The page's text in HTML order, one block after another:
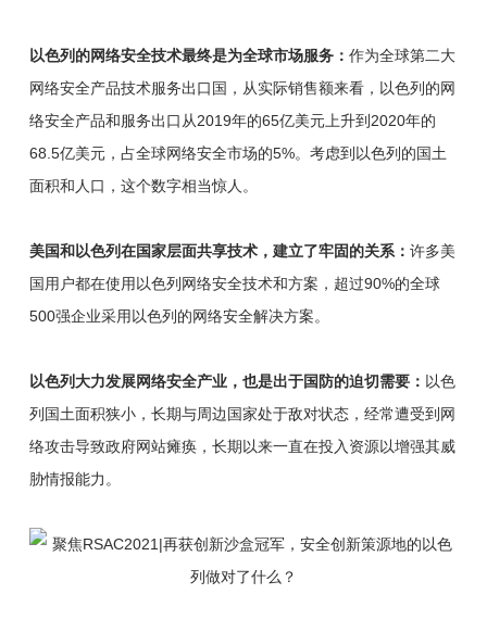
以色列的网络安全技术最终是为全球市场服务： 作为全球第二大
网络安全产品技术服务出口国，从实际销售额来看，以色列的网
络安全产品和服务出口从2019年的65亿美元上升到2020年的
68.5亿美元，占全球网络安全市场的5%。考虑到以色列的国土
面积和人口，这个数字相当惊人。
美国和以色列在国家层面共享技术，建立了牢固的关系： 许多美
国用户都在使用以色列网络安全技术和方案，超过90%的全球
500强企业采用以色列的网络安全解决方案。
以色列大力发展网络安全产业，也是出于国防的迫切需要： 以色
列国土面积狭小，长期与周边国家处于敌对状态，经常遭受到网
络攻击导致政府网站瘫痪，长期以来一直在投入资源以增强其威
胁情报能力。